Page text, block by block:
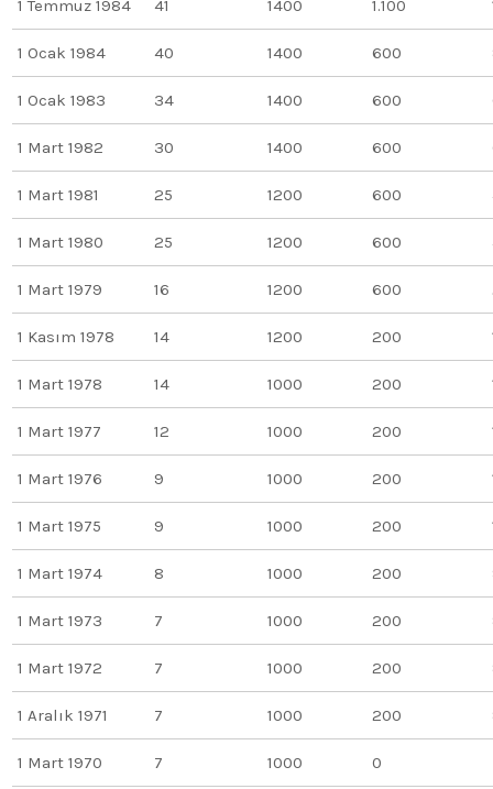
1 Temmuz 1984 41 1400 1.100
1 Ocak 1984 40 1400 600
1 Ocak 1983 34 1400 600
1 Mart 1982 30 1400 600
1 Mart 1981 25 1200 600
1 Mart 1980 25 1200 600
1 Mart 1979 16 1200 600
1 Kasım 1978 14 1200 200
1 Mart 1978 14 1000 200
1 Mart 1977 12 1000 200
1 Mart 1976 9 1000 200
1 Mart 1975 9 1000 200
1 Mart 1974 8 1000 200
1 Mart 1973 7 1000 200
1 Mart 1972 7 1000 200
1 Aralık 1971 7 1000 200
1 Mart 1970 7 1000 0